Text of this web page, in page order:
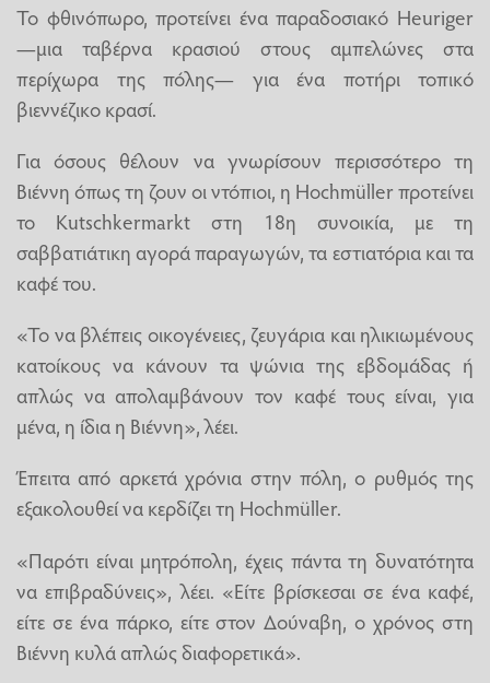
Το φθινόπωρο, προτείνει ένα παραδοσιακό Heuriger
—μια ταβέρνα κρασιού στους αμπελώνες στα
περίχωρα της πόλης— για ένα ποτήρι τοπικό
βιεννέζικο κρασί.
Για όσους θέλουν να γνωρίσουν περισσότερο τη
Βιέννη όπως τη ζουν οι ντόπιοι, η Hochmüller προτείνει
το Kutschkermarkt στη 18η συνοικία, με τη
σαββατιάτικη αγορά παραγωγών, τα εστιατόρια και τα
καφέ του.
«Το να βλέπεις οικογένειες, ζευγάρια και ηλικιωμένους
κατοίκους να κάνουν τα ψώνια της εβδομάδας ή
απλώς να απολαμβάνουν τον καφέ τους είναι, για
μένα, η ίδια η Βιέννη», λέει.
Έπειτα από αρκετά χρόνια στην πόλη, ο ρυθμός της
εξακολουθεί να κερδίζει τη Hochmüller.
«Παρότι είναι μητρόπολη, έχεις πάντα τη δυνατότητα
να επιβραδύνεις», λέει. «Είτε βρίσκεσαι σε ένα καφέ,
είτε σε ένα πάρκο, είτε στον Δούναβη, ο χρόνος στη
Βιέννη κυλά απλώς διαφορετικά».